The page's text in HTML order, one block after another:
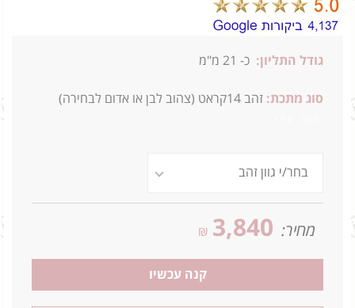
גודל התליון: כ-
סוג מתכת: זהב 14קראט (צהוב לבן או אדום לבחירה)
מחיר: 3,840
₪
קנה עכשיו